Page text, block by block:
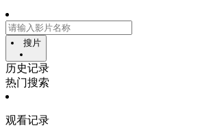
搜片
历史记录
热门搜索
观看记录